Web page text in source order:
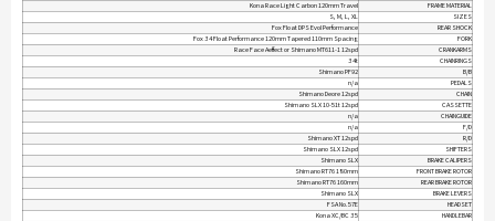
FRAME MATERIAL
Kona Race Light Carbon 120mm Travel
SIZES
S, M, L, XL
REAR SHOCK
Fox Float DPS Evol Performance
FORK
Fox 34 Float Performance 120mm Tapered 110mm Spacing
CRANKARMS
Race Face Aeffect or Shimano MT611-1 12spd
CHAINRINGS
34t
B/B
Shimano PF92
PEDALS
n/a
CHAIN
Shimano Deore 12spd
CASSETTE
Shimano SLX 10-51t 12spd
CHAINGUIDE
n/a
F/D
n/a
R/D
Shimano XT 12spd
SHIFTERS
Shimano SLX 12spd
BRAKE CALIPERS
Shimano SLX
FRONT BRAKE ROTOR
Shimano RT76 180mm
REAR BRAKE ROTOR
Shimano RT76 160mm
BRAKE LEVERS
Shimano SLX
HEADSET
FSA No.57E
HANDLEBAR
Kona XC/BC 35